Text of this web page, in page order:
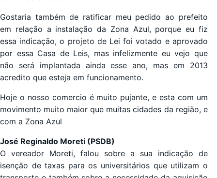
Gostaria também de ratificar meu pedido ao prefeito
em relação a instalação da Zona Azul, porque eu fiz
essa indicação, o projeto de Lei foi votado e aprovado
por essa Casa de Leis, mas infelizmente eu vejo que
não será implantada ainda esse ano, mas em 2013
acredito que esteja em funcionamento.
Hoje o nosso comercio é muito pujante, e esta com um
movimento muito maior que muitas cidades da região, e
com a Zona Azul
José Reginaldo Moreti (PSDB)
O vereador Moreti, falou sobre a sua indicação de
isenção de taxas para os universitários que utilizam o